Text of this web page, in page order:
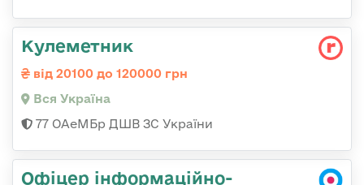
Кулеметник
від 20100 до 120000 грн
Вся Україна
77 ОАеМБр ДШВ ЗС України
Офіцер інформаційно-